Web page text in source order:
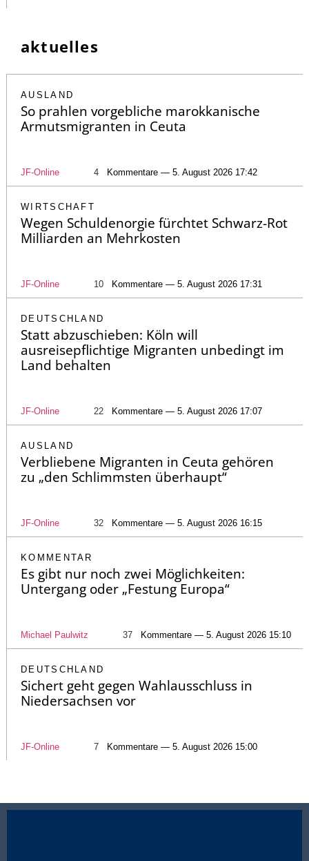
aktuelles
AUSLAND
So prahlen vorgebliche marokkanische
Armutsmigranten in Ceuta
JF-Online 4 Kommentare — 5. August 2026 17:42
WIRTSCHAFT
Wegen Schuldenorgie fürchtet Schwarz-Rot
Milliarden an Mehrkosten
JF-Online 10 Kommentare — 5. August 2026 17:31
DEUTSCHLAND
Statt abzuschieben: Köln will
ausreisepflichtige Migranten unbedingt im
Land behalten
JF-Online 22 Kommentare — 5. August 2026 17:07
AUSLAND
Verbliebene Migranten in Ceuta gehören
zu „den Schlimmsten überhaupt“
JF-Online 32 Kommentare — 5. August 2026 16:15
KOMMENTAR
Es gibt nur noch zwei Möglichkeiten:
Untergang oder „Festung Europa“
Michael Paulwitz 37 Kommentare — 5. August 2026 15:10
DEUTSCHLAND
Sichert geht gegen Wahlausschluss in
Niedersachsen vor
JF-Online 7 Kommentare — 5. August 2026 15:00